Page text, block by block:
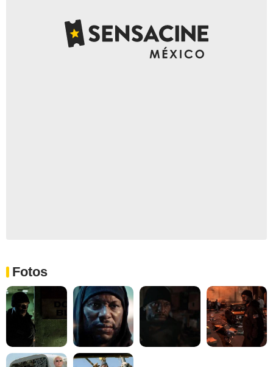
Fotos